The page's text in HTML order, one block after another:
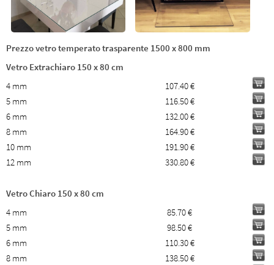
Prezzo vetro temperato trasparente 1500 x 800 mm
Vetro Extrachiaro 150 x 80 cm
4 mm
107.40 €
5 mm
116.50 €
6 mm
132.00 €
8 mm
164.90 €
10 mm
191.90 €
12 mm
330.80 €
Vetro Chiaro 150 x 80 cm
4 mm
85.70 €
5 mm
98.50 €
6 mm
110.30 €
8 mm
138.50 €